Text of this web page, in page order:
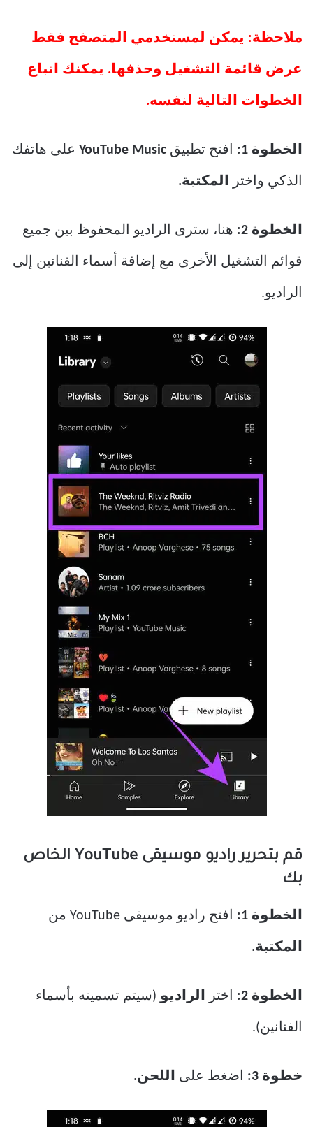
ملاحظة: يمكن لمستخدمي المتصفح فقط
عرض قائمة التشغيل وحذفها. يمكنك اتباع
الخطوات التالية لنفسه.
الخطوة 1: افتح تطبيق YouTube Music على هاتفك
الذكي واختر المكتبة.
الخطوة 2: هنا، سترى الراديو المحفوظ بين جميع
قوائم التشغيل الأخرى مع إضافة أسماء الفنانين إلى
الراديو.
قم بتحرير راديو موسيقى YouTube الخاص
بك
الخطوة 1: افتح راديو موسيقى YouTube من
المكتبة.
الخطوة 2: اختر الراديو (سيتم تسميته بأسماء
الفنانين).
خطوة 3: اضغط على اللحن.